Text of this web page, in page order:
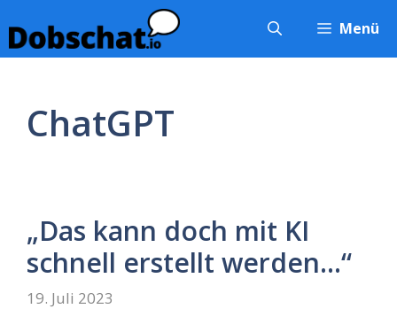
Inhalt
springen
Menü
ChatGPT
„Das kann doch mit KI
schnell erstellt werden…“
19. Juli 2023